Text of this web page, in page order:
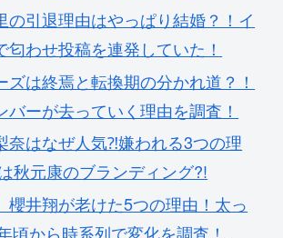
の引退理由はやっぱり結婚？！イ
匂わせ投稿を連発していた！
ズは終焉と転換期の分かれ道？！
バーが去っていく理由を調査！
奈はなぜ人気⁈嫌われる3つの理
秋元康のブランディング?!
櫻井翔が老けた5つの理由！太っ
頃から時系列で変化を調査！